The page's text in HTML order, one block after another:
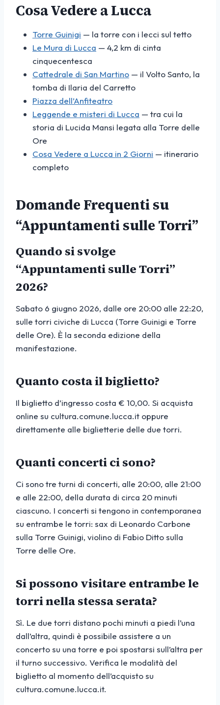
Cosa Vedere a Lucca
Torre Guinigi — la torre con i lecci sul tetto
Le Mura di Lucca — 4,2 km di cinta
cinquecentesca
Cattedrale di San Martino — il Volto Santo, la
tomba di Ilaria del Carretto
Piazza dell’Anfiteatro
Leggende e misteri di Lucca — tra cui la
storia di Lucida Mansi legata alla Torre delle
Ore
Cosa Vedere a Lucca in 2 Giorni — itinerario
completo
Domande Frequenti su
“Appuntamenti sulle Torri”
Quando si svolge
“Appuntamenti sulle Torri”
2026?
Sabato 6 giugno 2026, dalle ore 20:00 alle 22:20,
sulle torri civiche di Lucca (Torre Guinigi e Torre
delle Ore). È la seconda edizione della
manifestazione.
Quanto costa il biglietto?
Il biglietto d’ingresso costa € 10,00. Si acquista
online su cultura.comune.lucca.it oppure
direttamente alle biglietterie delle due torri.
Quanti concerti ci sono?
Ci sono tre turni di concerti, alle 20:00, alle 21:00
e alle 22:00, della durata di circa 20 minuti
ciascuno. I concerti si tengono in contemporanea
su entrambe le torri: sax di Leonardo Carbone
sulla Torre Guinigi, violino di Fabio Ditto sulla
Torre delle Ore.
Si possono visitare entrambe le
torri nella stessa serata?
Sì. Le due torri distano pochi minuti a piedi l’una
dall’altra, quindi è possibile assistere a un
concerto su una torre e poi spostarsi sull’altra per
il turno successivo. Verifica le modalità del
biglietto al momento dell’acquisto su
cultura.comune.lucca.it.